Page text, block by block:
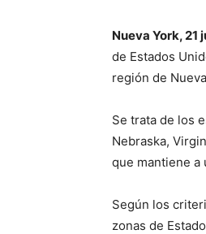
Nueva York, 21
de Estados
región de
Se trata de los
Nebraska,
que mantiene a
Según los
zonas de